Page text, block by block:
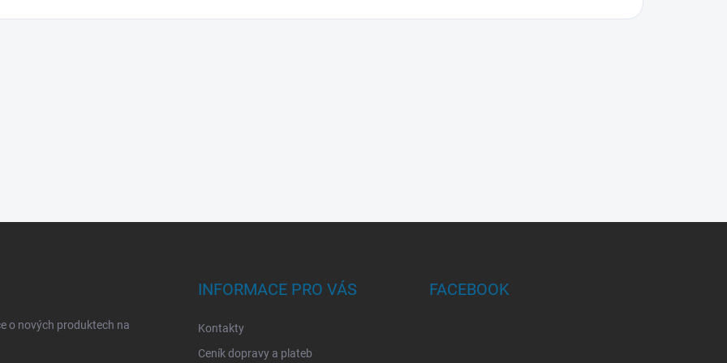
o nových produktech na
INFORMACE PRO VÁS
Kontakty
Ceník dopravy a plateb
FACEBOOK